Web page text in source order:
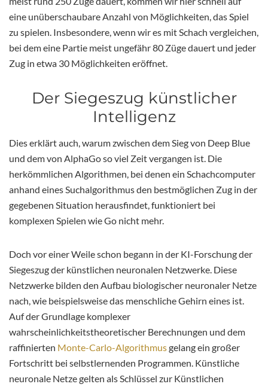
eine unüberschaubare Anzahl von Möglichkeiten, das Spiel
zu spielen. Insbesondere, wenn wir es mit Schach vergleichen,
bei dem eine Partie meist ungefähr 80 Züge dauert und jeder
Zug in etwa 30 Möglichkeiten eröffnet.
Der Siegeszug künstlicher
Intelligenz
Dies erklärt auch, warum zwischen dem Sieg von Deep Blue
und dem von AlphaGo so viel Zeit vergangen ist. Die
herkömmlichen Algorithmen, bei denen ein Schachcomputer
anhand eines Suchalgorithmus den bestmöglichen Zug in der
gegebenen Situation herausfindet, funktioniert bei
komplexen Spielen wie Go nicht mehr.
Doch vor einer Weile schon begann in der KI-Forschung der
Siegeszug der künstlichen neuronalen Netzwerke. Diese
Netzwerke bilden den Aufbau biologischer neuronaler Netze
nach, wie beispielsweise das menschliche Gehirn eines ist.
Auf der Grundlage komplexer
wahrscheinlichkeitstheoretischer Berechnungen und dem
raffinierten Monte-Carlo-Algorithmusgelang ein großer
Fortschritt bei selbstlernenden Programmen. Künstliche
neuronale Netze gelten als Schlüssel zur Künstlichen